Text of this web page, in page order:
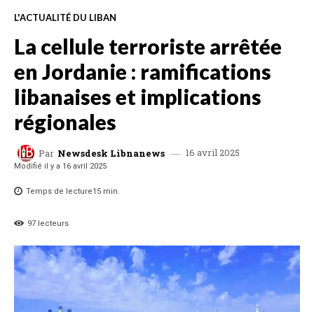
L'ACTUALITÉ DU LIBAN
La cellule terroriste arrêtée
en Jordanie : ramifications
libanaises et implications
régionales
Par Newsdesk Libnanews 16 avril 2025
Modifié il y a 16 avril 2025
Temps de lecture15 min.
97 lecteurs